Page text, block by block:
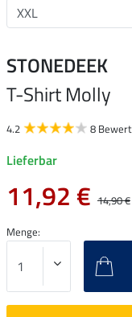
STONEDEEK
T-Shirt Molly
4.2 8
Lieferbar
11,92 € 14,90 €
Menge: